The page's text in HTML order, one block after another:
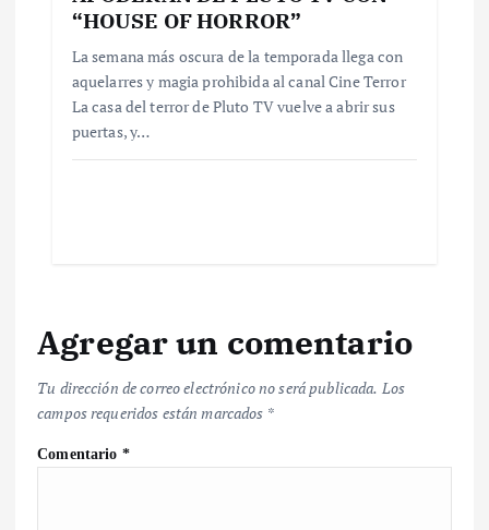
“HOUSE OF HORROR”
La semana más oscura de la temporada llega con
aquelarres y magia prohibida al canal Cine Terror
La casa del terror de Pluto TV vuelve a abrir sus
puertas, y…
Agregar un comentario
Tu dirección de correo electrónico no será publicada. Los
campos requeridos están marcados *
Comentario *